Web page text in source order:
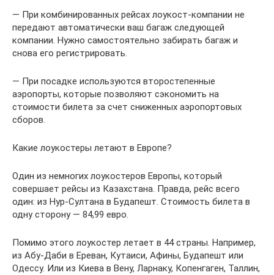
— При комбинированных рейсах лоукост-компании не
передают автоматически ваш багаж следующей
компании. Нужно самостоятельно забирать багаж и
снова его регистрировать.
— При посадке используются второстепенные
аэропорты, которые позволяют сэкономить на
стоимости билета за счет сниженных аэропортовых
сборов.
Какие лоукостеры летают в Европе?
Один из немногих лоукостеров Европы, который
совершает рейсы из Казахстана. Правда, рейс всего
один: из Нур-Султана в Будапешт. Стоимость билета в
одну сторону — 84,99 евро.
Помимо этого лоукостер летает в 44 страны. Например,
из Абу-Даби в Ереван, Кутаиси, Афины, Будапешт или
Одессу. Или из Киева в Вену, Ларнаку, Копенгаген, Таллин,